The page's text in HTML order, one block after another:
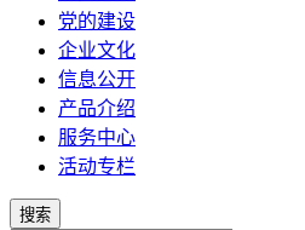
党的建设
企业文化
信息公开
产品介绍
服务中心
活动专栏